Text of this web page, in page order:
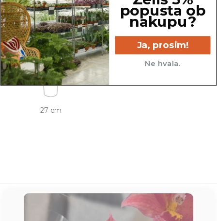
del lonca. Za potrebe fotografiranja je lahko
katera izmed rastlin presajena v sadilni lonec z
večjim ali manjšim premerom, kot so tisti, v
katerih so prodajane.
27 cm
popusta ob
nakupu?
Ja, prosim!
Ne hvala.